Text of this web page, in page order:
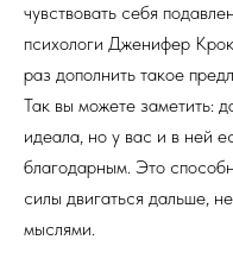
чувствовать себя
психологи Дженифер
раз дополнить такое
Так вы можете заметить:
идеала, но у вас и в ней
благодарным. Это
силы двигаться дальше,
мыслями.